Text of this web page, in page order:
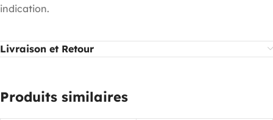
indication.
Livraison et Retour
Produits similaires